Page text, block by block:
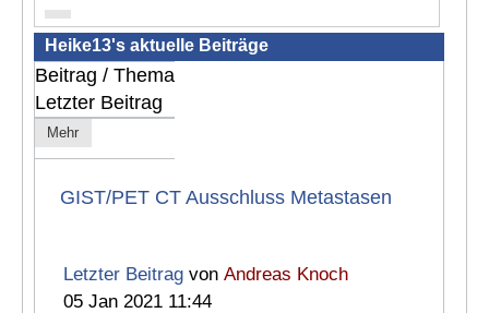
Seite:
Heike13's aktuelle Beiträge
Beitrag / Thema
Letzter Beitrag
Mehr
GIST/PET CT Ausschluss Metastasen
Letzter Beitrag vonAndreas Knoch
05 Jan 2021 11:44